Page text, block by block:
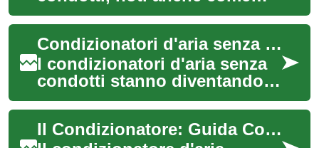
sistemi mini-split, stanno
guadagnando popolarità
come altern...
Condizionatori d'aria senza condotti: comfort ed efficienza in casa
I condizionatori d'aria senza
condotti stanno diventando
sempre più popolari nelle
case italiane, offrendo una
soluzi...
Il Condizionatore: Guida Completa al Comfort Climatico